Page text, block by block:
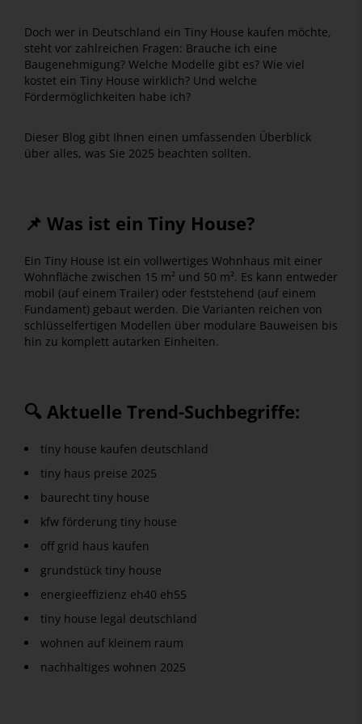
Doch wer in Deutschland ein Tiny House kaufen möchte,
steht vor zahlreichen Fragen: Brauche ich eine
Baugenehmigung? Welche Modelle gibt es? Wie viel
kostet ein Tiny House wirklich? Und welche
Fördermöglichkeiten habe ich?
Dieser Blog gibt Ihnen einen umfassenden Überblick
über alles, was Sie 2025 beachten sollten.
📌 Was ist ein Tiny House?
Ein Tiny House ist ein vollwertiges Wohnhaus mit einer
Wohnfläche zwischen 15 m² und 50 m². Es kann entweder
mobil (auf einem Trailer) oder feststehend (auf einem
Fundament) gebaut werden. Die Varianten reichen von
schlüsselfertigen Modellen über modulare Bauweisen bis
hin zu komplett autarken Einheiten.
🔍 Aktuelle Trend-Suchbegriffe:
tiny house kaufen deutschland
tiny haus preise 2025
baurecht tiny house
kfw förderung tiny house
off grid haus kaufen
grundstück tiny house
energieeffizienz eh40 eh55
tiny house legal deutschland
wohnen auf kleinem raum
nachhaltiges wohnen 2025